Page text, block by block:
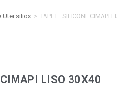
Utensílios > TAPETE SILICONE CIMAPI
LISO 30X40